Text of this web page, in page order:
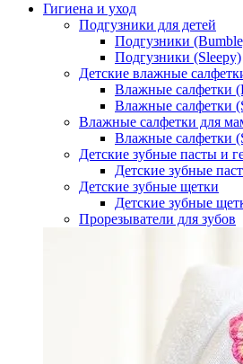
Гигиена и уход
Подгузники для детей
Подгузники
Подгузники (Sleepy)
Детские влажные
Влажные салфетки
Влажные салфетки
Влажные салфетки для
Влажные салфетки
Детские зубные пасты и
Детские зубные
Детские зубные щетки
Детские зубные
Прорезыватели для зубов